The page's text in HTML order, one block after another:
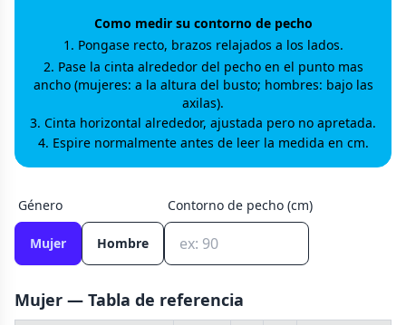
Como medir su contorno de pecho
Pongase recto, brazos relajados a los lados.
Pase la cinta alrededor del pecho en el punto mas
ancho (mujeres: a la altura del busto; hombres: bajo las
axilas).
Cinta horizontal alrededor, ajustada pero no apretada.
Espire normalmente antes de leer la medida en cm.
Género
Mujer Hombre
Contorno de pecho (cm)
Mujer — Tabla de referencia